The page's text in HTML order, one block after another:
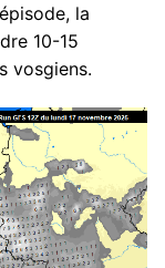
la
10-15
vosgiens.